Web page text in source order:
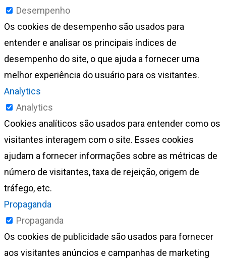
Desempenho
Os cookies de desempenho são usados para
entender e analisar os principais índices de
desempenho do site, o que ajuda a fornecer uma
melhor experiência do usuário para os visitantes.
Analytics
Analytics
Cookies analíticos são usados para entender como os
visitantes interagem com o site. Esses cookies
ajudam a fornecer informações sobre as métricas de
número de visitantes, taxa de rejeição, origem de
tráfego, etc.
Propaganda
Propaganda
Os cookies de publicidade são usados para fornecer
aos visitantes anúncios e campanhas de marketing